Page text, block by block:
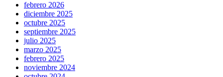
febrero 2026
diciembre 2025
octubre 2025
septiembre 2025
julio 2025
marzo 2025
febrero 2025
noviembre 2024